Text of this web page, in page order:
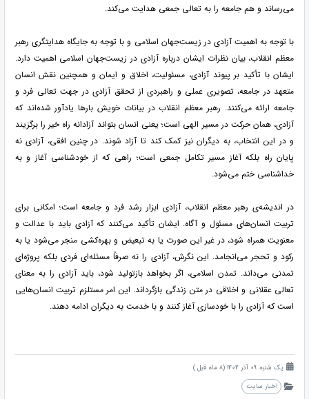
می‌رساند و هم جامعه را به تعالی جمعی هدایت می‌کند.
با توجه به اهمیت آزادی در زیست‌جهان اسلامی و با توجه به جایگاه هدایتگری رهبر
معظم انقلاب، بیان نظرات ایشان درباره آزادی در زیست‌جهان اسلامی اهمیت دارد.
ایشان با تأکید بر پیوند آزادی، مسئولیت، اخلاق و ایمان و همچنین نقش انسان
متعهد در جامعه، تصویری عملی و راهبردی از تحقق آزادی در جهت تعالی فرد و
جامعه ارائه می‌کنند. رهبر معظم انقلاب در بیانات خویش بارها یادآور شده‌اند که
آزادی، همان حرکت در مسیر الهی است؛ یعنی انسان بتواند آزادانه راه خیر را برگزیند
و در این انتخاب، به دیگران نیز کمک کند تا آزاد شوند. در چنین افقی، آزادی نه
پایان راه بلکه آغاز مسیر تکامل جمعی است؛ راهی که از خودشناسی آغاز و به
خداشناسی ختم می‌شود.
در اندیشه‌ی رهبر معظم انقلاب، آزادی ابزار رشد فرد و جامعه است؛ امکانی برای
تربیت انسان‌های مسئول و آگاه. ایشان تأکید می‌کنند که آزادی باید با عدالت و
معنویت همراه شود، در غیر این صورت یا به تبعیض و بهره‌کشی منجر می‌شود یا به
رکود و تحجر می‌انجامد. این نگرش، آزادی را نه صرفاً مسئله‌ای فردی بلکه پروژه‌ای
تمدنی می‌داند. تمدن اسلامی، اگر بخواهد بازتولید شود، باید آزادی را به معنای
تعالی عقلانی و اخلاقی در متن زندگی بازگرداند. این امر مستلزم تربیت انسان‌هایی
است که آزادی را با خودسازی آغاز کنند و با خدمت به دیگران ادامه دهند.
یک شنبه 09 آذر 1404 (8 ماه قبل )
اخبار سایت